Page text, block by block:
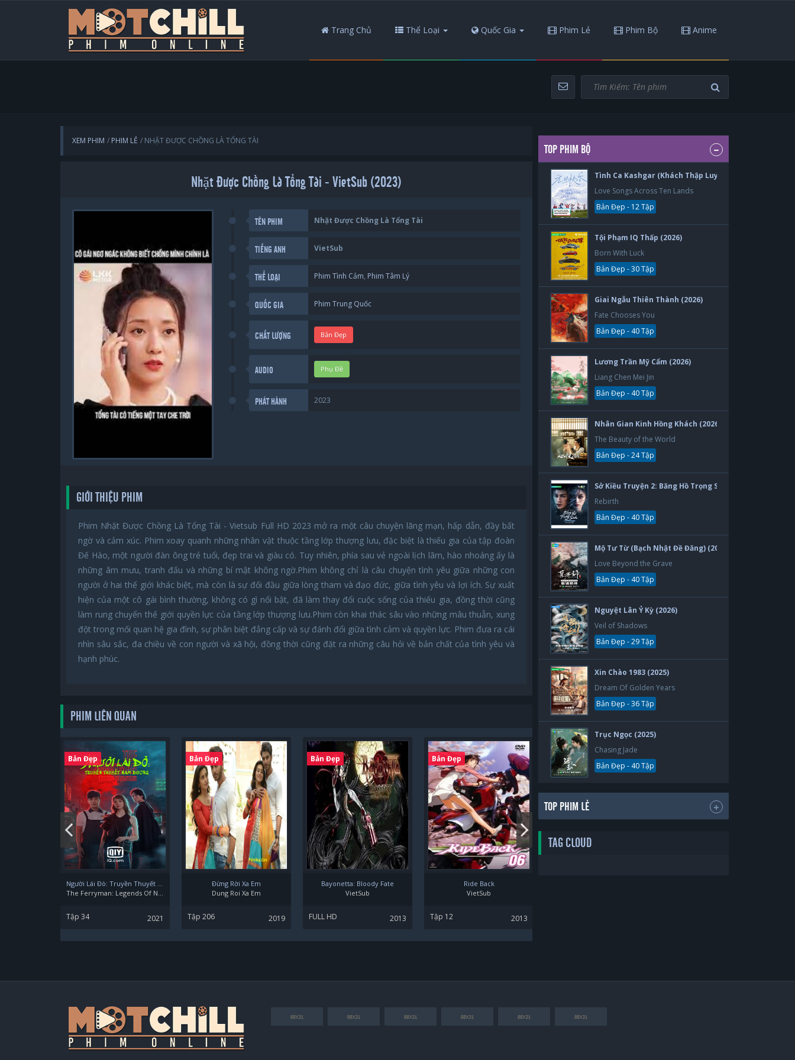
Trang Chủ Thể Loại Quốc Gia Phim Lẻ Phim Bộ Anime
XEM PHIM PHIM LẺ NHẶT ĐƯỢC CHỒNG LÀ TỔNG TÀI
Nhặt Được Chồng Là Tổng Tài - VietSub (2023)
TÊN PHIM Nhặt Được Chồng Là Tổng Tài
TIẾNG ANH VietSub
THỂ LOẠI Phim Tình Cảm, Phim Tâm Lý
QUỐC GIA Phim Trung Quốc
CHẤT LƯỢNG Bản Đẹp
AUDIO Phụ Đề
PHÁT HÀNH 2023
GIỚI THIỆU PHIM
Phim Nhặt Được Chồng Là Tổng Tài - Vietsub Full HD 2023 mở ra một câu chuyện lãng mạn, hấp dẫn, đầy bất
ngờ và cảm xúc. Phim xoay quanh những nhân vật thuộc tầng lớp thượng lưu, đặc biệt là thiếu gia của tập đoàn
Đế Hào, một người đàn ông trẻ tuổi, đẹp trai và giàu có. Tuy nhiên, phía sau vẻ ngoài lịch lãm, hào nhoáng ấy là
những âm mưu, tranh đấu và những bí mật không ngờ.Phim không chỉ là câu chuyện tình yêu giữa những con
người ở hai thế giới khác biệt, mà còn là sự đối đầu giữa lòng tham và đạo đức, giữa tình yêu và lợi ích. Sự xuất
hiện của một cô gái bình thường, không có gì nổi bật, đã làm thay đổi cuộc sống của thiếu gia, đồng thời cũng
làm rung chuyển thế giới quyền lực của tầng lớp thượng lưu.Phim còn khai thác sâu vào những mâu thuẫn, xung
đột trong mối quan hệ gia đình, sự phân biệt đẳng cấp và sự đánh đổi giữa tình cảm và quyền lực. Phim đưa ra cái
nhìn sâu sắc, đa chiều về con người và xã hội, đồng thời cũng đặt ra những câu hỏi về bản chất của tình yêu và
hạnh phúc.
PHIM LIÊN QUAN
Bản Đẹp
Tập 34 2021
Bản Đẹp
Đừng Rời Xa Em
Dung Roi Xa Em
Tập 206 2019
Bản Đẹp
Bayonetta: Bloody Fate
VietSub
FULL HD 2013
Bản Đẹp
Ride Back
VietSub
Tập 12 2013
Bản Đẹp
TOP PHIM BỘ
Tình Ca Kashgar (Khách Thập Luyến Ca) (2026)
Love Songs Across Ten Lands
Bản Đẹp - 12 Tập
Tội Phạm IQ Thấp (2026)
Born With Luck
Bản Đẹp - 30 Tập
Giai Ngẫu Thiên Thành (2026)
Fate Chooses You
Bản Đẹp - 40 Tập
Lương Trần Mỹ Cẩm (2026)
Liang Chen Mei Jin
Bản Đẹp - 40 Tập
Nhân Gian Kinh Hồng Khách (2026)
The Beauty of the World
Bản Đẹp - 24 Tập
Sở Kiều Truyện 2: Băng Hồ Trọng Sinh (2026)
Rebirth
Bản Đẹp - 40 Tập
Mộ Tư Từ (Bạch Nhật Đề Đăng) (2026)
Love Beyond the Grave
Bản Đẹp - 40 Tập
Nguyệt Lân Ỷ Kỳ (2026)
Veil of Shadows
Bản Đẹp - 29 Tập
Xin Chào 1983 (2025)
Dream Of Golden Years
Bản Đẹp - 36 Tập
Trục Ngọc (2025)
Chasing Jade
Bản Đẹp - 40 Tập
TOP PHIM LẺ
TAG CLOUD